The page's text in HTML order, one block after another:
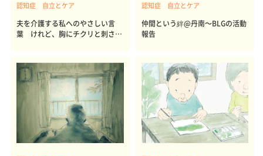
認知症 自立とケア
夫を介護する私へのやさしい言
葉 けれど、胸にチクリと刺さる
認知症 自立とケア
仲間という絆@丹南～BLGの活動
報告